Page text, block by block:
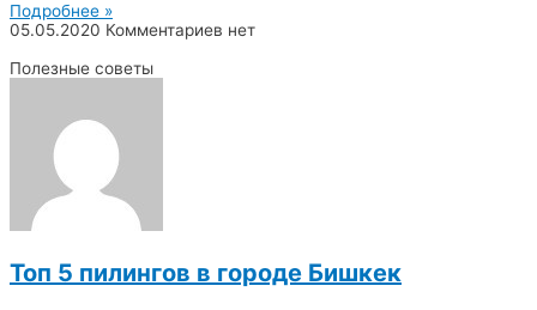
Подробнее »
05.05.2020 Комментариев нет
Полезные советы
Топ 5 пилингов в городе Бишкек